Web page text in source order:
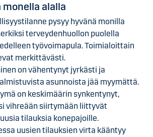
monella alalla
pysyy hyvänä monilla
terveydenhuollon puolella
työvoimapula. Toimialoittain
merkittävästi.
on vähentynyt jyrkästi ja
asunnoista jää myymättä.
on keskimäärin synkentynyt,
vihreään siirtymään liittyvät
tilauksia konepajoille.
uusien tilauksien virta kääntyy